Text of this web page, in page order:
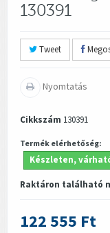
130391
Tweet
Nyomtatás
Cikkszám 130391
Termék elérhetőség:
Készleten,
Raktáron található
122 555 Ft